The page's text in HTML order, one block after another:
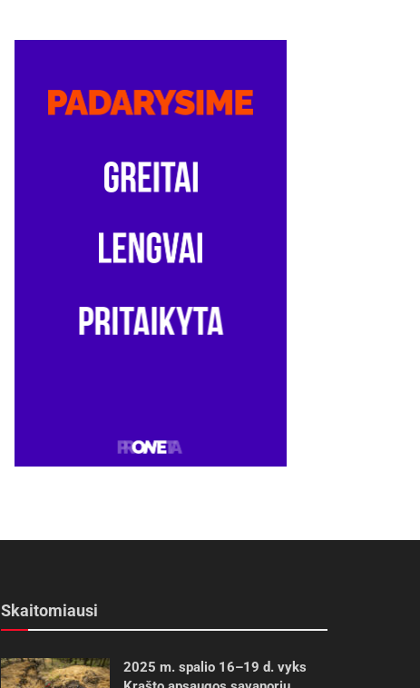
Skaitomiausi
2025 m. spalio 16–19 d. vyks